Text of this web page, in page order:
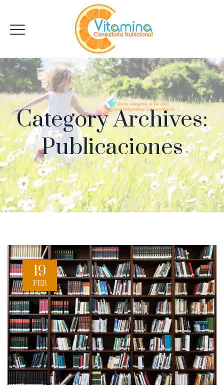
Category Archives:
Publicaciones
19
FEB